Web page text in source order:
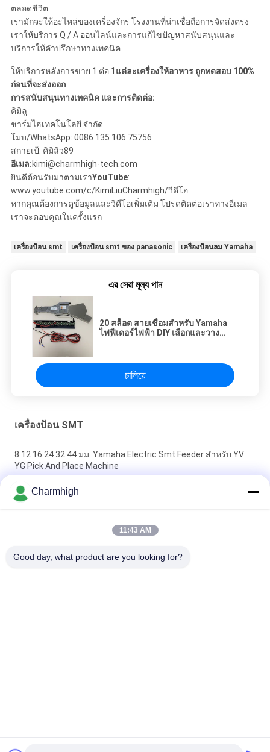
ตลอดชีวิต
เรามักจะให้อะไหล่ของเครื่องจักร โรงงานที่น่าเชื่อถือการจัดส่งตรง
เราให้บริการ Q / A ออนไลน์และการแก้ไขปัญหาสนับสนุนและ
บริการให้คําปรึกษาทางเทคนิค
ให้บริการหลังการขาย 1 ต่อ 1 แต่ละเครื่องให้อาหาร ถูกทดสอบ 100%
ก่อนที่จะส่งออก
การสนับสนุนทางเทคนิค และการติดต่อ:
คิมิลู
ชาร์มไฮเทคโนโลยี จํากัด
โมบ/WhatsApp: 0086 135 106 75756
สกายเป้: คิมิลิว89
อีเมล:kimi@charmhigh-tech.com
ยินดีต้อนรับมาตามเราYouTube:
www.youtube.com/c/KimiLiuCharmhigh/วีดีโอ
หากคุณต้องการดูข้อมูลและวิดีโอเพิ่มเติม โปรดติดต่อเราทางอีเมล
เราจะตอบคุณในครั้งแรก
เครื่องป้อน smt เครื่องป้อน smt ของ panasonic เครื่องป้อนลม Yamaha
এর সেরা মূল্য পান
20 สล็อต สายเชื่อมสําหรับ Yamaha
ไฟฟีเดอร์ไฟฟ้า DIY เลือกและวาง
চালিয়ে
เครื่องป้อน SMT
8 12 16 24 32 44 มม. Yamaha Electric Smt Feeder สำหรับ YV
YG Pick And Place Machine
Yamaha Electric Feeder 8 12 16 24 มม. สำหรับ DIY Pick and
Place Machine, Charmhigh SMT Machine
เครื่องป้อน SMT ไฟฟ้า Fuji NXT 8/12/16/24 มม. สำหรับ
Charmhigh
11:43 AM
Good day, what product are you looking for?